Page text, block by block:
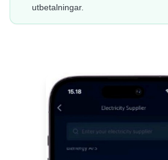
utbetalningar.